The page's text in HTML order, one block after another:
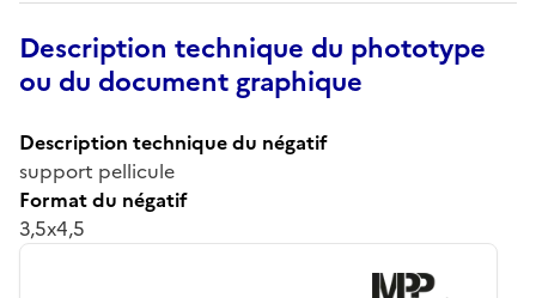
Description technique du phototype
ou du document graphique
Description technique du négatif
support pellicule
Format du négatif
3,5x4,5